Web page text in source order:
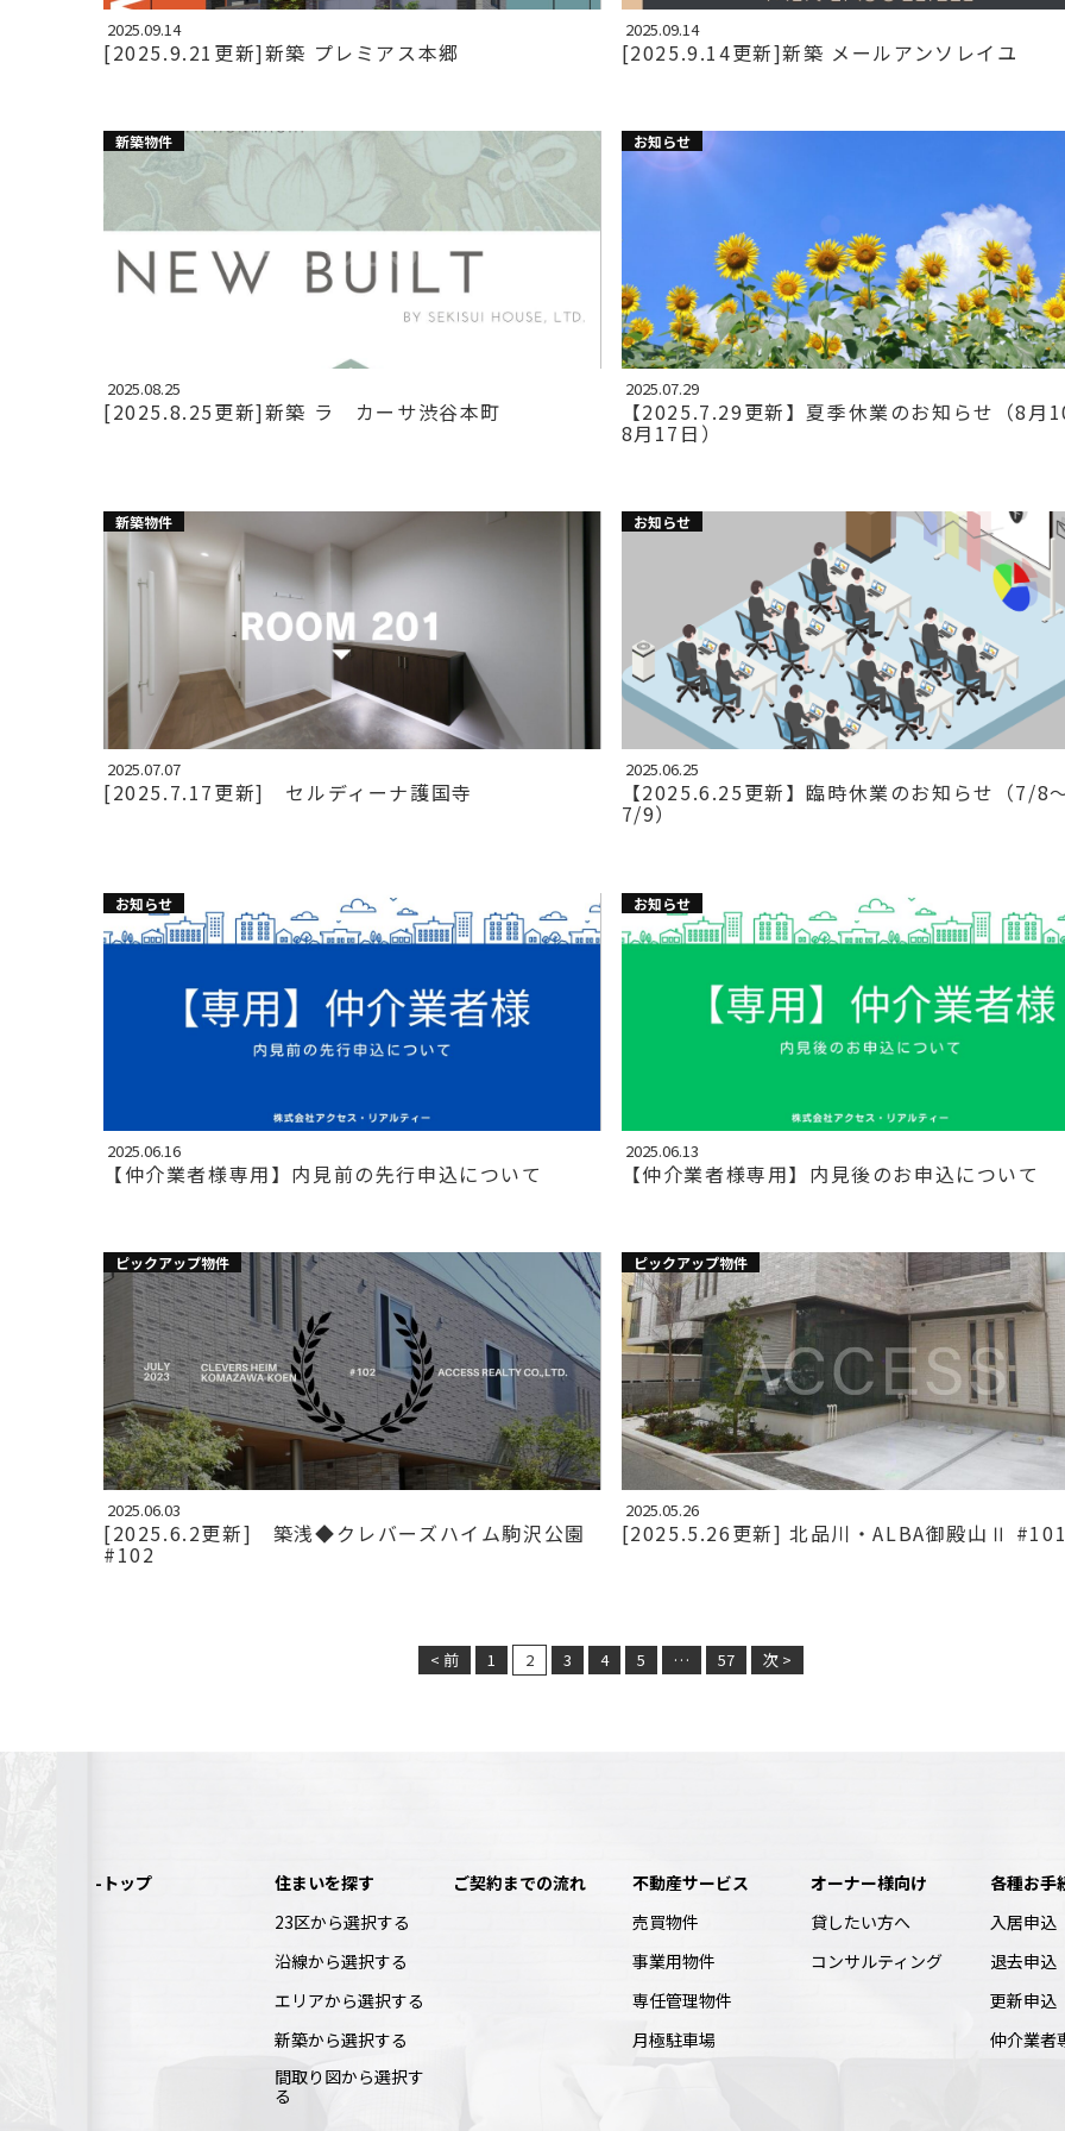
2025.09.14
[2025.9.21更新]新築 プレミアス本郷
2025.09.14
[2025.9.14更新]新築 メールアンソレイユ
新築物件
2025.08.25
[2025.8.25更新]新築 ラ カーサ渋谷本町
お知らせ
2025.07.29
【2025.7.29更新】夏季休業のお知らせ（8月
8月17日）
新築物件
2025.07.07
[2025.7.17更新] セルディーナ護国寺
お知らせ
2025.06.25
【2025.6.25更新】臨時休業のお知らせ（7/8
7/9）
お知らせ
2025.06.16
【仲介業者様専用】内見前の先行申込について
お知らせ
2025.06.13
【仲介業者様専用】内見後のお申込について
ピックアップ物件
2025.06.03
[2025.6.2更新] 築浅◆クレバーズハイム駒沢公園
#102
ピックアップ物件
2025.05.26
[2025.5.26更新] 北品川・ALBA御殿山Ⅱ
< 前 1 2 3 4 5 … 57 次 >
-トップ
住まいを探す
23区から選択する
沿線から選択する
エリアから選択する
新築から選択する
間取り図から選択す
る
ご契約までの流れ
不動産サービス
売買物件
事業用物件
専任管理物件
月極駐車場
オーナー様向け
貸したい方へ
コンサルティング
各種お手
入居申込
退去申込
更新申込
仲介業者